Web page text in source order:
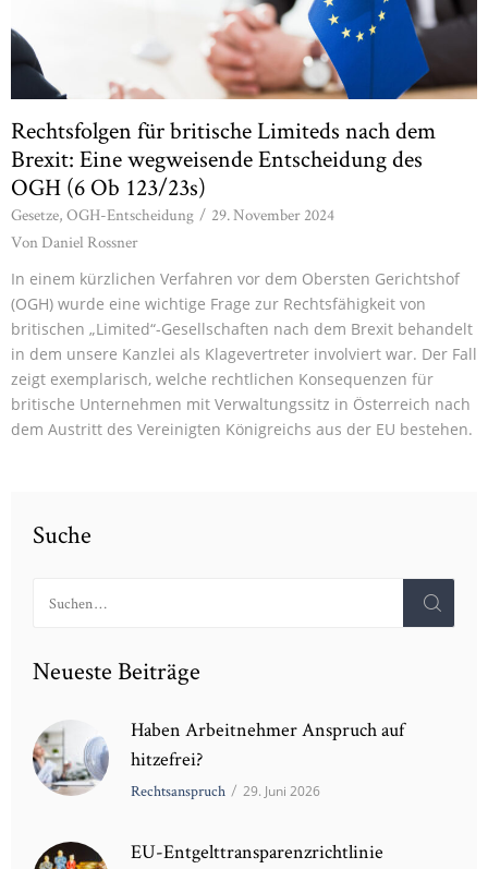
Rechtsfolgen für britische Limiteds nach dem
Brexit: Eine wegweisende Entscheidung des
OGH (6 Ob 123/23s)
Gesetze, OGH-Entscheidung / 29. November 2024
VonDaniel Rossner
In einem kürzlichen Verfahren vor dem Obersten Gerichtshof
(OGH) wurde eine wichtige Frage zur Rechtsfähigkeit von
britischen „Limited“-Gesellschaften nach dem Brexit behandelt
in dem unsere Kanzlei als Klagevertreter involviert war. Der Fall
zeigt exemplarisch, welche rechtlichen Konsequenzen für
britische Unternehmen mit Verwaltungssitz in Österreich nach
dem Austritt des Vereinigten Königreichs aus der EU bestehen.
Suche
Neueste Beiträge
Haben Arbeitnehmer Anspruch auf
hitzefrei?
Rechtsanspruch / 29. Juni 2026
EU-Entgelttransparenzrichtlinie